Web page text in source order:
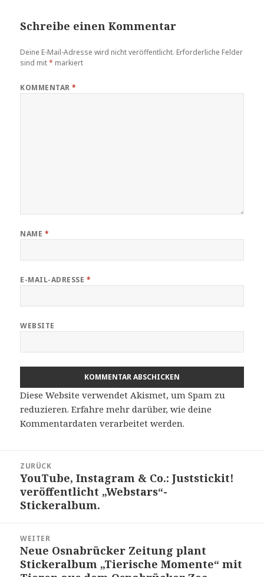
Schreibe einen Kommentar
Deine E-Mail-Adresse wird nicht veröffentlicht. Erforderliche Felder
sind mit* markiert
KOMMENTAR*
NAME *
E-MAIL-ADRESSE *
WEBSITE
Diese Website verwendet Akismet, um Spam zu
reduzieren.Erfahre mehr darüber, wie deine
Kommentardaten verarbeitet werden.
ZURÜCK
Vorheriger
Beitrag:
YouTube, Instagram & Co.: Juststickit!
veröffentlicht „Webstars“-
Stickeralbum.
WEITER
Nächster
Beitrag:
Neue Osnabrücker Zeitung plant
Stickeralbum „Tierische Momente“ mit